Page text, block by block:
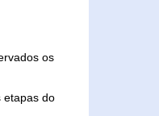
os
etapas do